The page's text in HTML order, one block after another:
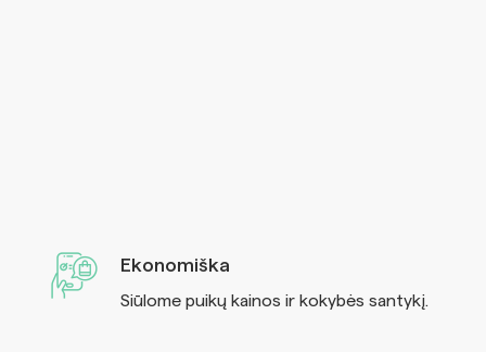
Ekonomiška
Siūlome puikų kainos ir kokybės santykį.